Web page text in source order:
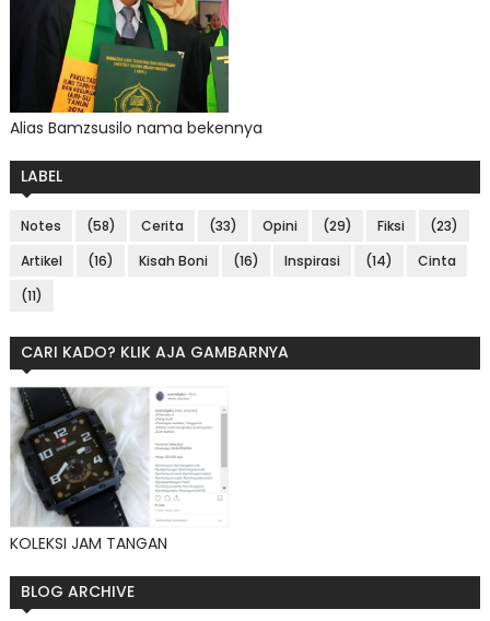
Alias Bamzsusilo nama bekennya
LABEL
Notes (58) Cerita (33) Opini (29) Fiksi
(23)
Artikel
(16) Kisah Boni (16) Inspirasi (14)
Cinta
(11)
CARI KADO? KLIK AJA GAMBARNYA
KOLEKSI JAM TANGAN
BLOG ARCHIVE